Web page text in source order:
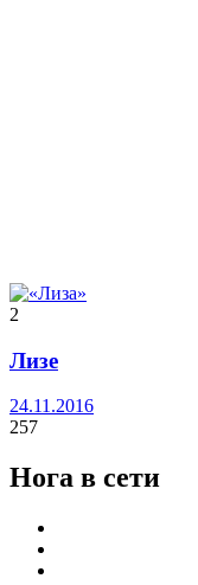
2
Лизе
24.11.2016
257
Нога в сети